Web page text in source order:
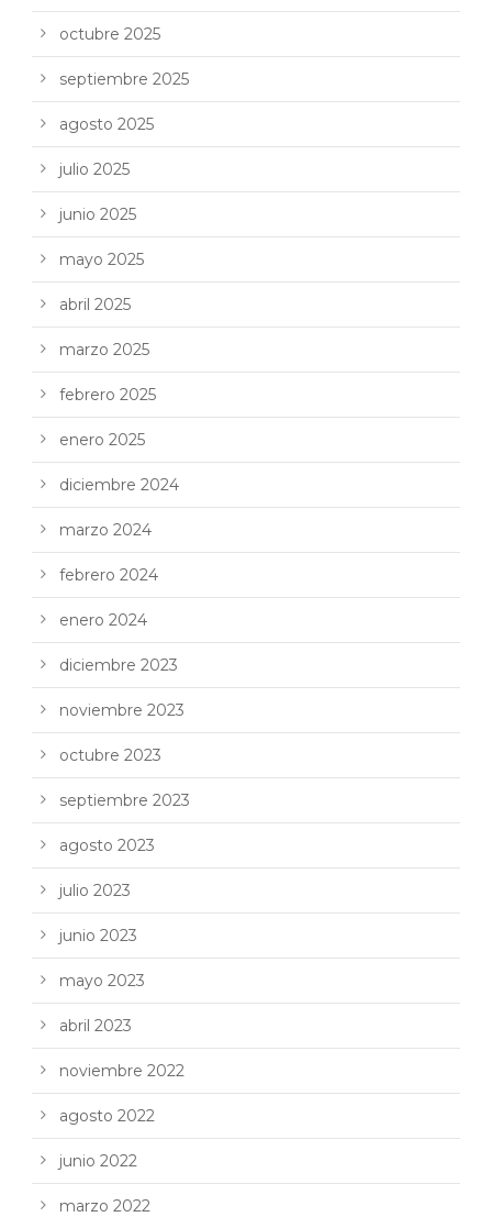
octubre 2025
septiembre 2025
agosto 2025
julio 2025
junio 2025
mayo 2025
abril 2025
marzo 2025
febrero 2025
enero 2025
diciembre 2024
marzo 2024
febrero 2024
enero 2024
diciembre 2023
noviembre 2023
octubre 2023
septiembre 2023
agosto 2023
julio 2023
junio 2023
mayo 2023
abril 2023
noviembre 2022
agosto 2022
junio 2022
marzo 2022